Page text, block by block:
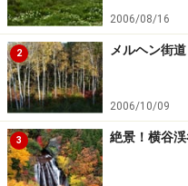
2006/08/16
2 メルヘン街
2006/10/09
3 絶景！横谷